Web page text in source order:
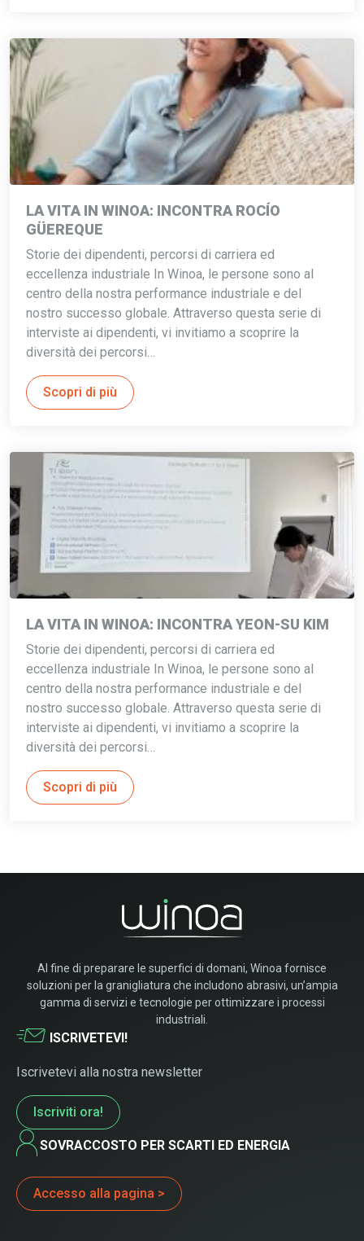
LA VITA IN WINOA: INCONTRA ROCÍO
GÜEREQUE
Storie dei dipendenti, percorsi di carriera ed
eccellenza industriale In Winoa, le persone sono al
centro della nostra performance industriale e del
nostro successo globale. Attraverso questa serie di
interviste ai dipendenti, vi invitiamo a scoprire la
diversità dei percorsi…
Scopri di più
LA VITA IN WINOA: INCONTRA YEON-SU KIM
Storie dei dipendenti, percorsi di carriera ed
eccellenza industriale In Winoa, le persone sono al
centro della nostra performance industriale e del
nostro successo globale. Attraverso questa serie di
interviste ai dipendenti, vi invitiamo a scoprire la
diversità dei percorsi…
Scopri di più
Al fine di preparare le superfici di domani, Winoa fornisce
soluzioni per la granigliatura che includono abrasivi, un’ampia
gamma di servizi e tecnologie per ottimizzare i processi
industriali.
ISCRIVETEVI!
Iscrivetevi alla nostra newsletter
Iscriviti ora!
SOVRACCOSTO PER SCARTI ED ENERGIA
Accesso alla pagina >